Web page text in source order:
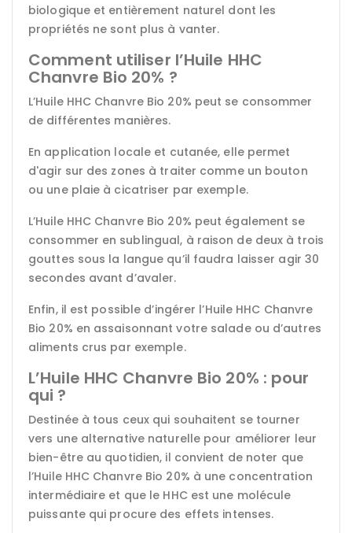
biologique et entièrement naturel dont les
propriétés ne sont plus à vanter.
Comment utiliser l’Huile HHC
Chanvre Bio 20% ?
L’Huile HHC Chanvre Bio 20% peut se consommer
de différentes manières.
En application locale et cutanée, elle permet
d'agir sur des zones à traiter comme un bouton
ou une plaie à cicatriser par exemple.
L’Huile HHC Chanvre Bio 20% peut également se
consommer en sublingual, à raison de deux à trois
gouttes sous la langue qu’il faudra laisser agir 30
secondes avant d’avaler.
Enfin, il est possible d’ingérer l’Huile HHC Chanvre
Bio 20% en assaisonnant votre salade ou d’autres
aliments crus par exemple.
L’Huile HHC Chanvre Bio 20% : pour
qui ?
Destinée à tous ceux qui souhaitent se tourner
vers une alternative naturelle pour améliorer leur
bien-être au quotidien, il convient de noter que
l’Huile HHC Chanvre Bio 20% à une concentration
intermédiaire et que le HHC est une molécule
puissante qui procure des effets intenses.